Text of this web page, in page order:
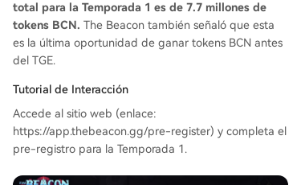
total para la Temporada 1 es de 7.7 millones de
tokens BCN. The Beacon también señaló que esta
es la última oportunidad de ganar tokens BCN antes
del TGE.
Tutorial de Interacción
Accede al sitio web (enlace:
https://app.thebeacon.gg/pre-register) y completa el
pre-registro para la Temporada 1.